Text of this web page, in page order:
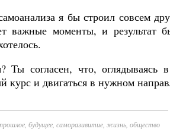
я бы строил совсем
важные моменты, и
?Ты согласен, что, оглядываясь
курс и двигаться в нужном
прошлое, будущее, саморазивитие, жизнь, общество